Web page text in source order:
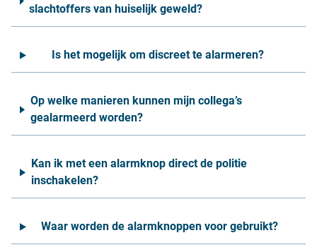
slachtoffers van huiselijk geweld?
Is het mogelijk om discreet te alarmeren?
Op welke manieren kunnen mijn collega’s
gealarmeerd worden?
Kan ik met een alarmknop direct de politie
inschakelen?
Waar worden de alarmknoppen voor gebruikt?